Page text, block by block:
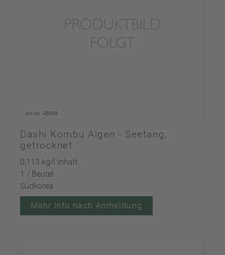
Art-Nr. 48999
Dashi Kombu Algen - Seetang,
getrocknet
0,113 kg/l Inhalt
1 / Beutel
Südkorea
Mehr Info nach Anmeldung